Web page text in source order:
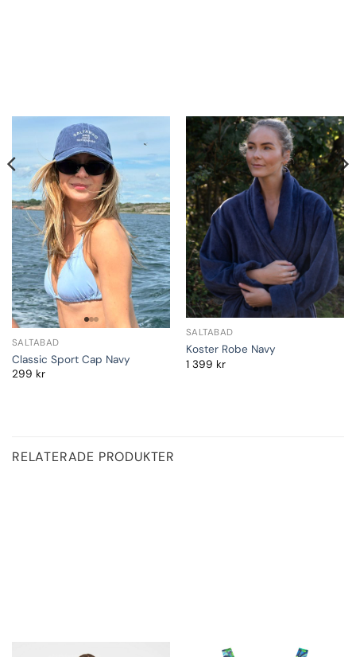
SALTABAD
Classic Sport Cap Navy
299 kr
SALTABAD
Koster Robe Navy
1 399 kr
RELATERADE PRODUKTER